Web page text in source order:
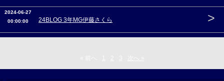
2024-06-27
00:00:00
24BLOG 3年MG伊藤さくら >
2 3